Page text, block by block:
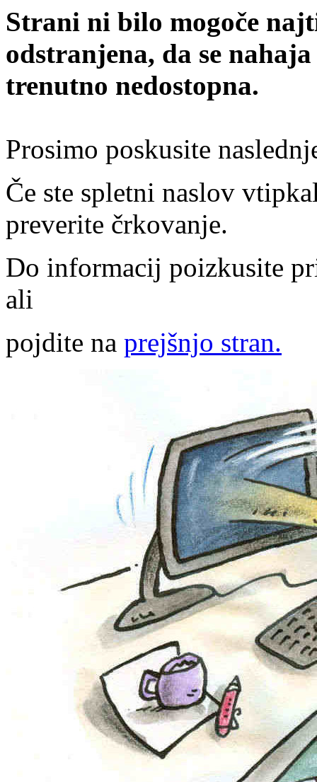
Strani ni bilo mogoče
odstranjena, da se
trenutno nedostopna.
Prosimo poskusite
Če ste spletni naslov
preverite črkovanje.
Do informacij poizkusite
ali
pojdite na prejšnjo stran.